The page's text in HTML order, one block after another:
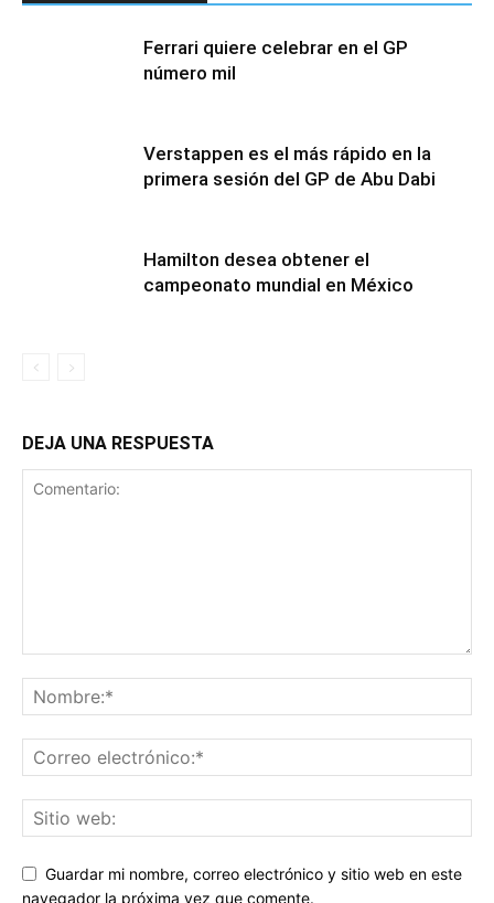
Ferrari quiere celebrar en el GP
número mil
Verstappen es el más rápido en la
primera sesión del GP de Abu Dabi
Hamilton desea obtener el
campeonato mundial en México
DEJA UNA RESPUESTA
Guardar mi nombre, correo electrónico y sitio web en este
navegador la próxima vez que comente.